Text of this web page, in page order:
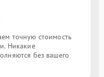
точную стоимость
Никакие
без вашего